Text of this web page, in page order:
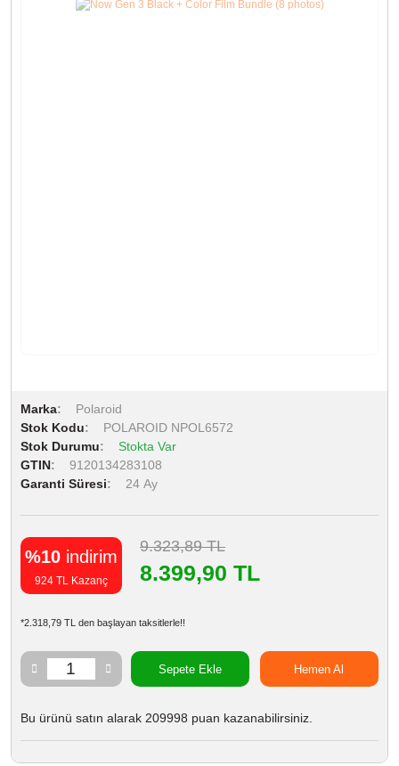
Marka
Polaroid
Stok Kodu
POLAROID NPOL6572
Stok Durumu
Stokta Var
GTIN
9120134283108
Garanti Süresi
24 Ay
%10 indirim
924 TL Kazanç
9.323,89 TL
8.399,90 TL
*2.318,79 TL den başlayan taksitlerle!!
Sepete Ekle Hemen Al
Bu ürünü satın alarak 209998 puan kazanabilirsiniz.